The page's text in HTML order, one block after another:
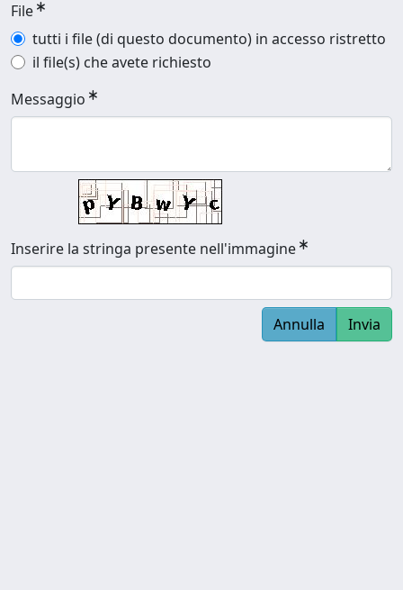
File
tutti i file (di questo documento) in accesso ristretto
il file(s) che avete richiesto
Messaggio
Inserire la stringa presente nell'immagine
Annulla Invia